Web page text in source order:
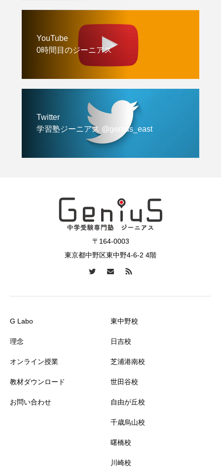
YouTube
0時間目のジーニアス
Twitter
学習塾ジーニアス @genius_east
〒164-0003
東京都中野区東中野4-6-2 4階
G Labo
理念
オンライン授業
教材ダウンロード
お問い合わせ
東中野校
日吉校
芝浦港南校
世田谷校
自由が丘校
千歳烏山校
曙橋校
川崎校